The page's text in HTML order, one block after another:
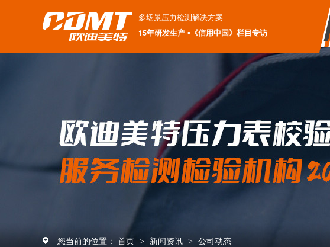
多场景压力检测解决方案
15年研发生产 ▪《信用中国》栏目专访
您当前的位置： 首页 > 新闻资讯 > 公司动态